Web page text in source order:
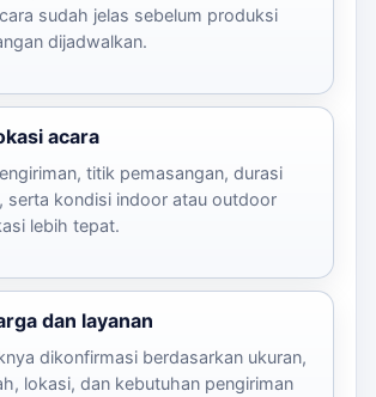
sudah jelas sebelum produksi
dijadwalkan.
acara
titik pemasangan, durasi
serta kondisi indoor atau outdoor
lebih tepat.
dan layanan
dikonfirmasi berdasarkan ukuran,
lokasi, dan kebutuhan pengiriman